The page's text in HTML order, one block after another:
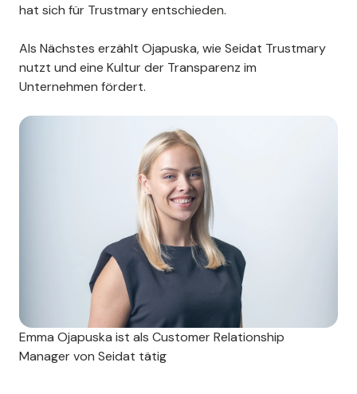
hat sich für Trustmary entschieden.
Als Nächstes erzählt Ojapuska, wie Seidat Trustmary
nutzt und eine Kultur der Transparenz im
Unternehmen fördert.
Emma Ojapuska ist als Customer Relationship
Manager von Seidat tätig